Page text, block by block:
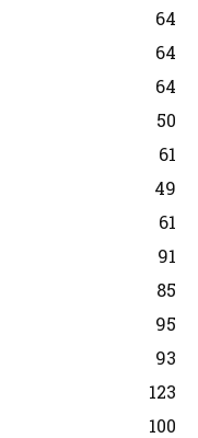
64
64
64
50
61
49
61
91
85
95
93
123
100